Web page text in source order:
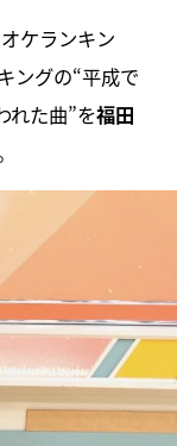
ケランキン
ングの“平成で
れた曲”を福田